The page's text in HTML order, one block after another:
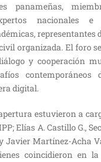
panameñas,
nacionales e
representantes
organizada. El foro
y cooperación
contemporáneos
digital.
estuvieron a
Elías A. Castillo G.,
Javier Martínez-Acha
coincidieron en